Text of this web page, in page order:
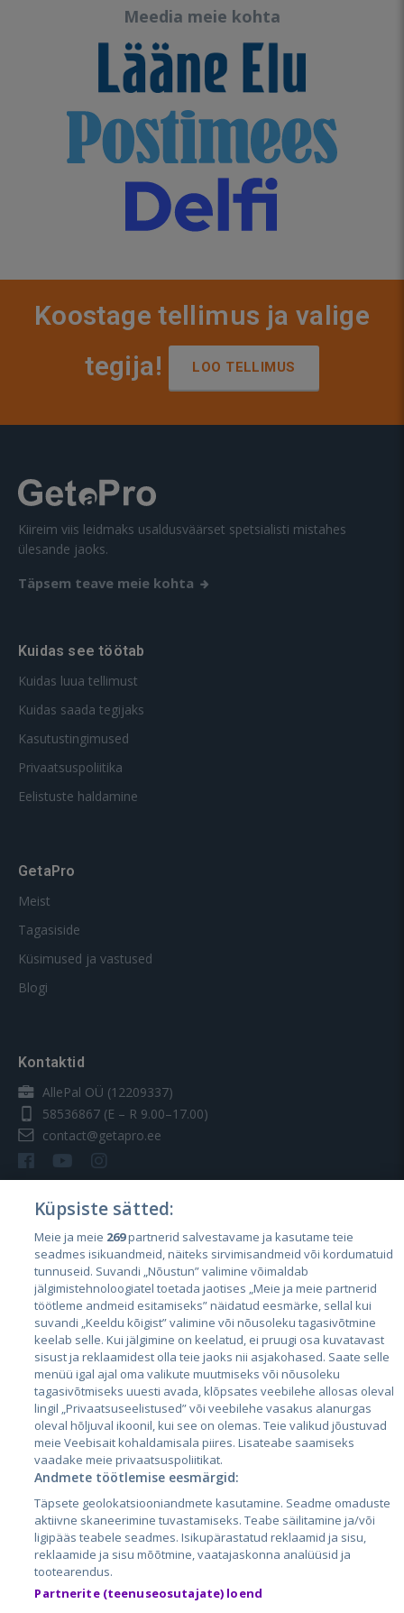
Meedia meie kohta
Koostage tellimus ja valige
tegija!
LOO TELLIMUS
Kiireim viis leidmaks usaldusväärset spetsialisti mistahes
ülesande jaoks.
Täpsem teave meie kohta
Kuidas see töötab
Kuidas luua tellimust
Kuidas saada tegijaks
Kasutustingimused
Privaatsuspoliitika
Eelistuste haldamine
GetaPro
Meist
Tagasiside
Küsimused ja vastused
Blogi
Kontaktid
AllePal OÜ (12209337)
58536867 (E – R 9.00–17.00)
contact@getapro.ee
Riigid
Eesti
Läti
Leedu
City24.lv
City24.ee
GetaPro.lv
GetaPro.ee
Autoplius.lt
CVbankas.lt
Kainos.lt
Paslaugos.lt
auto24.ee
Osta.ee
Küpsiste sätted:
Meie ja meie 269partnerid salvestavame ja kasutame teie
seadmes isikuandmeid, näiteks sirvimisandmeid või kordumatuid
tunnuseid. Suvandi „Nõustun” valimine võimaldab
jälgimistehnoloogiatel toetada jaotises „Meie ja meie partnerid
töötleme andmeid esitamiseks” näidatud eesmärke, sellal kui
suvandi „Keeldu kõigist” valimine või nõusoleku tagasivõtmine
keelab selle. Kui jälgimine on keelatud, ei pruugi osa kuvatavast
sisust ja reklaamidest olla teie jaoks nii asjakohased. Saate selle
menüü igal ajal oma valikute muutmiseks või nõusoleku
tagasivõtmiseks uuesti avada, klõpsates veebilehe allosas oleval
lingil „Privaatsuseelistused” või veebilehe vasakus alanurgas
oleval hõljuval ikoonil, kui see on olemas. Teie valikud jõustuvad
meie Veebisait kohaldamisala piires. Lisateabe saamiseks
vaadake meie privaatsuspoliitikat.
Andmete töötlemise eesmärgid:
Täpsete geolokatsiooniandmete kasutamine. Seadme omaduste
aktiivne skaneerimine tuvastamiseks. Teabe säilitamine ja/või
ligipääs teabele seadmes. Isikupärastatud reklaamid ja sisu,
reklaamide ja sisu mõõtmine, vaatajaskonna analüüsid ja
tootearendus.
Partnerite (teenuseosutajate) loend